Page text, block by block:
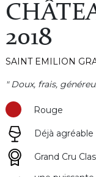
2018
SAINT EMILION
" Doux, frais,
Rouge
Déjà
Grand Cru